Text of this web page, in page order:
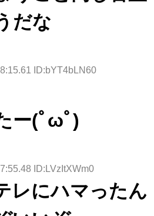
だな
ID:bYT4bLN60
ー(ﾟωﾟ)
ID:LVzItXWm0
レにハマったん